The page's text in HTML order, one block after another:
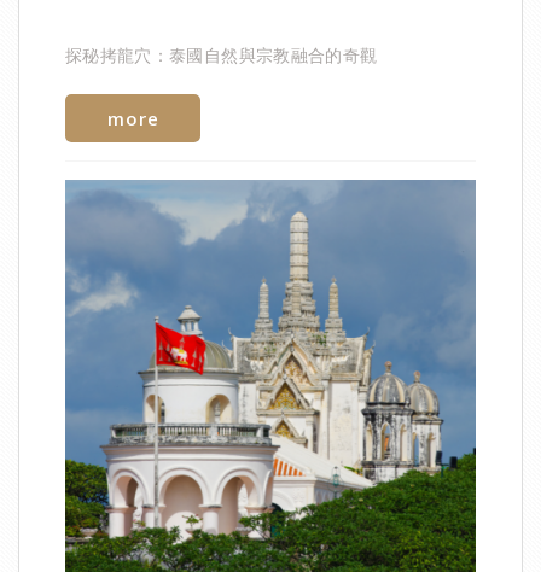
探秘拷龍穴：泰國自然與宗教融合的奇觀
more